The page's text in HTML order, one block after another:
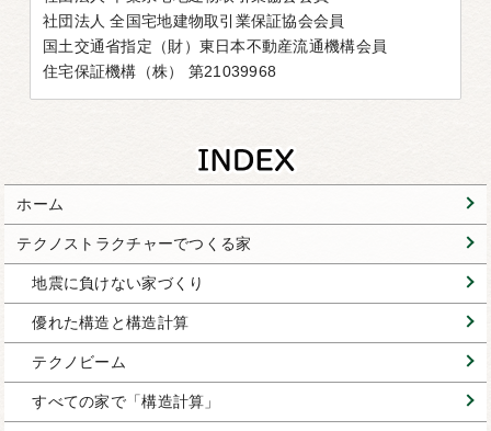
社団法人 全国宅地建物取引業保証協会会員
国土交通省指定（財）東日本不動産流通機構会員
住宅保証機構（株） 第21039968
ホーム
テクノストラクチャーでつくる家
地震に負けない家づくり
優れた構造と構造計算
テクノビーム
すべての家で「構造計算」